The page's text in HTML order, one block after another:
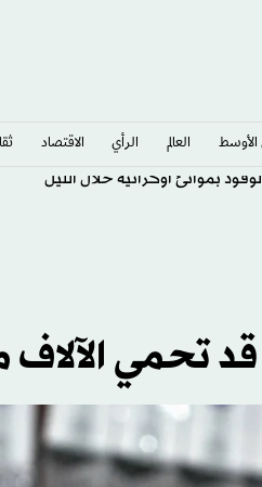
الأوسط​ العالم الرأي الاقتصاد
بموانئ أوكرانية خلال الليل
تحمي الآلاف